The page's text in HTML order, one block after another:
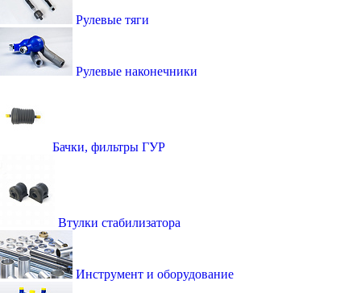
Рулевые тяги
Рулевые наконечники
Бачки, фильтры ГУР
Втулки стабилизатора
Инструмент и оборудование